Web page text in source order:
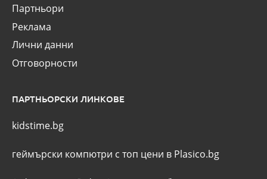
Партньори
Реклама
Лични данни
Отговорности
ПАРТНЬОРСКИ ЛИНКОВЕ
kidstime.bg
геймърски компютри с топ цени в Plasico.bg